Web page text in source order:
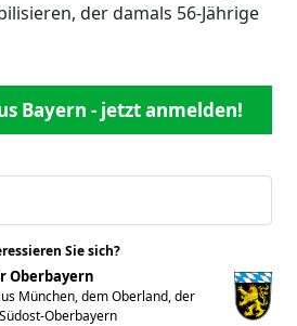
der damals 56-Jährige
Bayern - jetzt anmelden!
Sie sich?
Oberbayern
München, dem Oberland, der
Oberbayern